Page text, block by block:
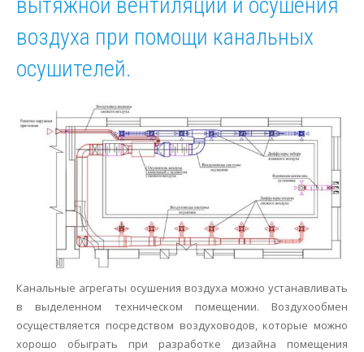
вытяжной вентиляции и осушения
воздуха при помощи канальных
осушителей.
Канальные агрегаты осушения воздуха можно устанавливать
в выделенном техническом помещении. Воздухообмен
осуществляется посредством воздуховодов, которые можно
хорошо обыграть при разработке дизайна помещения